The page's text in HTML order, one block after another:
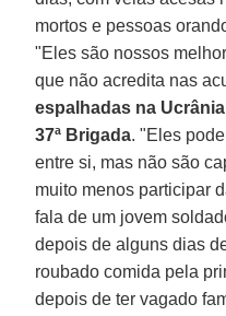
mortos e pessoas
"Eles são nossos
que não acredita nas
espalhadas na Ucrânia
37ª Brigada. "Eles
entre si, mas não são
muito menos participar
fala de um jovem
depois de alguns dias
roubado comida pela
depois de ter vagado